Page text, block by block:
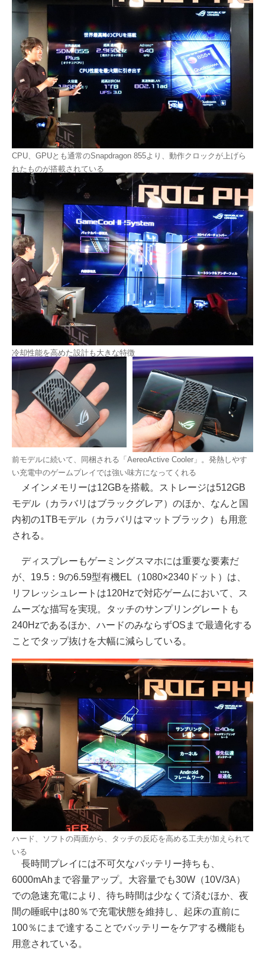
CPU、GPUとも通常のSnapdragon 855より、動作クロックが上げら
れたものが搭載されている
冷却性能を高めた設計も大きな特徴
前モデルに続いて、同梱される「AereoActive Cooler」。発熱しやす
い充電中のゲームプレイでは強い味方になってくれる
メインメモリーは12GBを搭載。ストレージは512GB
モデル（カラバリはブラックグレア）のほか、なんと国
内初の1TBモデル（カラバリはマットブラック）も用意
される。
ディスプレーもゲーミングスマホには重要な要素だ
が、19.5：9の6.59型有機EL（1080×2340ドット）は、
リフレッシュレートは120Hzで対応ゲームにおいて、ス
ムーズな描写を実現。タッチのサンプリングレートも
240Hzであるほか、ハードのみならずOSまで最適化する
ことでタップ抜けを大幅に減らしている。
ハード、ソフトの両面から、タッチの反応を高める工夫が加えられて
いる
長時間プレイには不可欠なバッテリー持ちも、
6000mAhまで容量アップ。大容量でも30W（10V/3A）
での急速充電により、待ち時間は少なくて済むほか、夜
間の睡眠中は80％で充電状態を維持し、起床の直前に
100％にまで達することでバッテリーをケアする機能も
用意されている。